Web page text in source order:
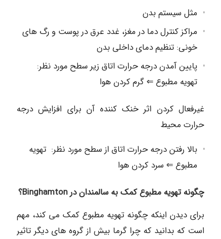
مثل سیستم بدن
مراکز کنترل دما در مغز، غدد عرق در پوست و رگ های
خونی: تنظیم دمای داخلی بدن
پایین آمدن درجه حرارت اتاق زیر سطح مورد نظر:
تهویه مطبوع ⇐ گرم کردن هوا
غیرفعال کردن اثر خنک کننده آن برای افزایش درجه
حرارت محیط
بالا رفتن درجه حرارت اتاق از سطح مورد نظر: تهویه
مطبوع ⇐ سرد کردن هوا
چگونه تهویه مطبوع کمک به سالمندان در Binghamton؟
برای دیدن اینکه چگونه تهویه مطبوع کمک می کند، مهم
است که بدانید که چرا گرما بیش از گروه های دیگر تاثیر